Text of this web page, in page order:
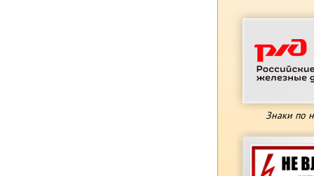
Знаки по